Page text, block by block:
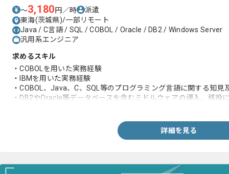
〜3,180円／時
派遣
東海(茨城県)/一部リモート
Java / C言語 / SQL / COBOL / Oracle / DB2 / Windows Server
汎用系エンジニア
求めるスキル
・COBOLを用いた実務経験
・IBMを用いた実務経験
・COBOL、Java、C、SQL等のプログラミング言語に関する知見
・DB2やOracle等データベースを含むミドルウェアの導入、移設
・自らプログラムの試験要領書を作成し、それに従って動作試験
詳細を見る